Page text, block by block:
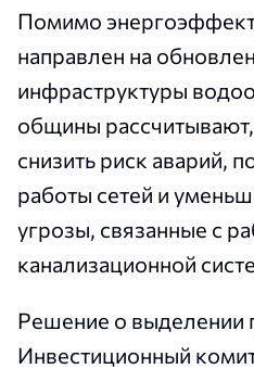
Помимо
направлен на
инфраструктуры
общины
снизить риск аварий,
работы сетей и
угрозы, связанные с
канализационной
Решение о выделении
Инвестиционный